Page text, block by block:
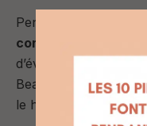
Pensez également
corps avec votre
d’éviter qu’une
Beaucoup de
le haut du corps est